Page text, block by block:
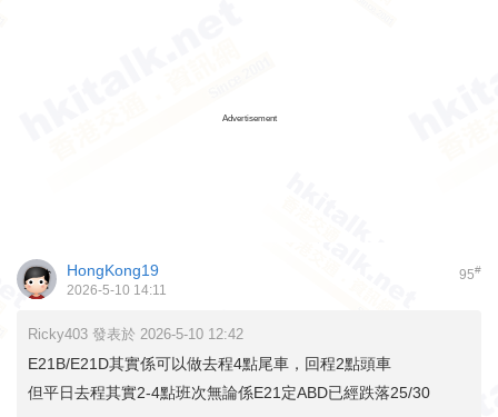
Advertisement
95#
HongKong19
2026-5-10 14:11
Ricky403 發表於 2026-5-10 12:42
E21B/E21D其實係可以做去程4點尾車，回程2點頭車
但平日去程其實2-4點班次無論係E21定ABD已經跌落25/30